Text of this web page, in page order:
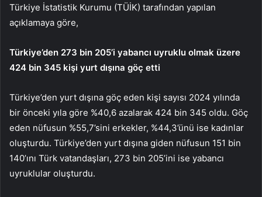
Türkiye İstatistik Kurumu (TÜİK) tarafından yapılan
açıklamaya göre,
Türkiye’den 273 bin 205’i yabancı uyruklu olmak üzere
424 bin 345 kişi yurt dışına göç etti
Türkiye’den yurt dışına göç eden kişi sayısı 2024 yılında
bir önceki yıla göre %40,6 azalarak 424 bin 345 oldu. Göç
eden nüfusun %55,7’sini erkekler, %44,3’ünü ise kadınlar
oluşturdu. Türkiye’den yurt dışına giden nüfusun 151 bin
140’ını Türk vatandaşları, 273 bin 205’ini ise yabancı
uyruklular oluşturdu.